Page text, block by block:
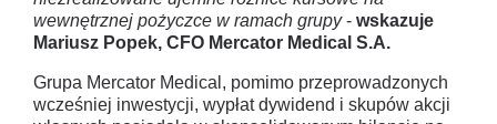
wewnętrznej pożyczce w ramach grupy- wskazuje
Mariusz Popek, CFO Mercator Medical S.A.
Grupa Mercator Medical, pomimo przeprowadzonych
wcześniej inwestycji, wypłat dywidend i skupów akcji